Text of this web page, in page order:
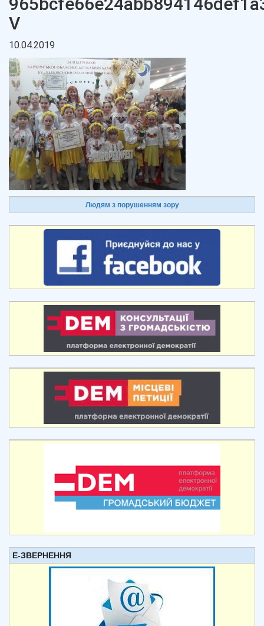
V
10.04.2019
Людям з порушенням зору
Е-ЗВЕРНЕННЯ